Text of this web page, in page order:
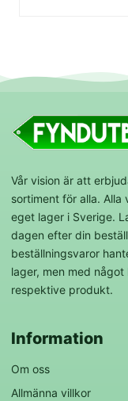
Vår vision är att
sortiment för alla.
eget lager i Sverige.
dagen efter din
beställningsvaror
lager, men med
respektive produkt.
Information
Om oss
Allmänna villkor